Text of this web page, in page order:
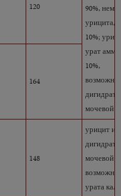
120
90%,
урицита,
10%;
урат
10%,
возможна
дигидрата
мочевой
164
148
урицит и
дигидрата
мочевой
возможны
урата